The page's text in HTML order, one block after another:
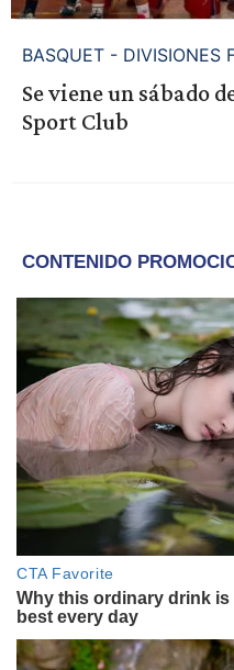
BASQUET - DIVISIONES
Se viene un sábado
Sport Club